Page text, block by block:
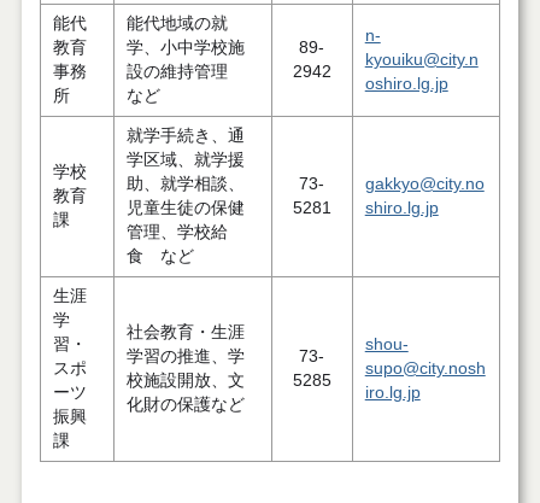
能代
教育
事務
所
能代地域の就
学、小中学校施
設の維持管理
など
89-
2942
n-
kyouiku@city.n
oshiro.lg.jp
学校
教育
課
就学手続き、通
学区域、就学援
助、就学相談、
児童生徒の保健
管理、学校給
食 など
73-
5281
gakkyo@city.no
shiro.lg.jp
生涯
学
習・
スポ
ーツ
振興
課
社会教育・生涯
学習の推進、学
校施設開放、文
化財の保護など
73-
5285
shou-
supo@city.nosh
iro.lg.jp